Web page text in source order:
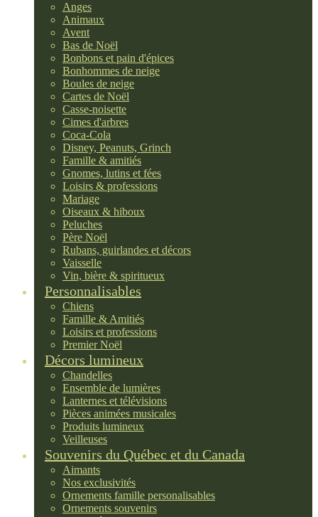
Anges
Animaux
Avent
Bas de Noël
Bonbons et pain d'épices
Bonhommes de neige
Boules de neige
Cartes de Noël
Casse-noisette
Cimes d'arbres
Coca-Cola
Disney, Peanuts, Grinch
Famille & amitiés
Gnomes, lutins et fées
Loisirs & professions
Mariage
Oiseaux & hiboux
Peluches
Père Noël
Rubans, guirlandes et décors
Vaisselle
Vin, bière & spiritueux
Personnalisables
Chiens
Famille & Amitiés
Loisirs et professions
Premier Noël
Décors lumineux
Chandelles
Ensemble de lumières
Lanternes et télévisions
Pièces animées musicales
Produits lumineux
Veilleuses
Souvenirs du Québec et du Canada
Aimants
Nos exclusivités
Ornements famille personalisables
Ornements souvenirs